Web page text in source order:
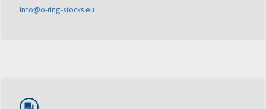
info@o-ring-stocks.eu